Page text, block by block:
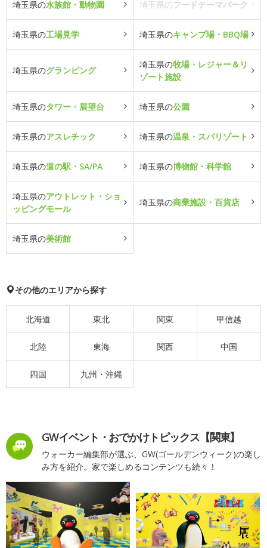
埼玉県の水族館・動物園 埼玉県のフードテーマパーク
埼玉県の工場見学 埼玉県のキャンプ場・BBQ場
埼玉県のグランピング
埼玉県の牧場・レジャー＆リ
ゾート施設
埼玉県のタワー・展望台 埼玉県の公園
埼玉県のアスレチック 埼玉県の温泉・スパリゾート
埼玉県の道の駅・SA/PA 埼玉県の博物館・科学館
埼玉県のアウトレット・ショ
ッピングモール
埼玉県の商業施設・百貨店
埼玉県の美術館
その他のエリアから探す
北海道 東北 関東 甲信越
北陸 東海 関西 中国
四国 九州・沖縄
GWイベント・おでかけトピックス【関東】
ウォーカー編集部が選ぶ、GW(ゴールデンウィーク)の楽し
み方を紹介。家で楽しめるコンテンツも続々！